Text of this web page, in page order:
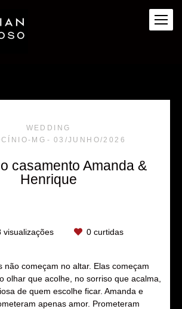
WEDDING
MG
03/JUNHO/2026
casamento Amanda &
Henrique
visualizações 0 curtidas
não começam no altar. Elas começam
olhar que acolhe, no sorriso que acalma,
de quem escolhe ficar. Amanda e
apenas amor. Prometeram